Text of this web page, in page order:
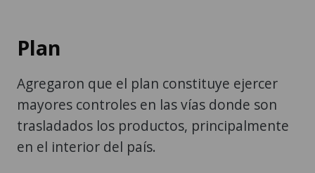
Plan
Agregaron que el plan constituye ejercer
mayores controles en las vías donde son
trasladados los productos, principalmente
en el interior del país.